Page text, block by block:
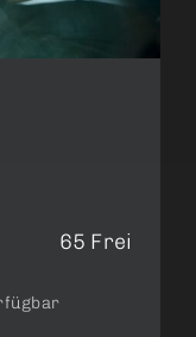
65 Frei